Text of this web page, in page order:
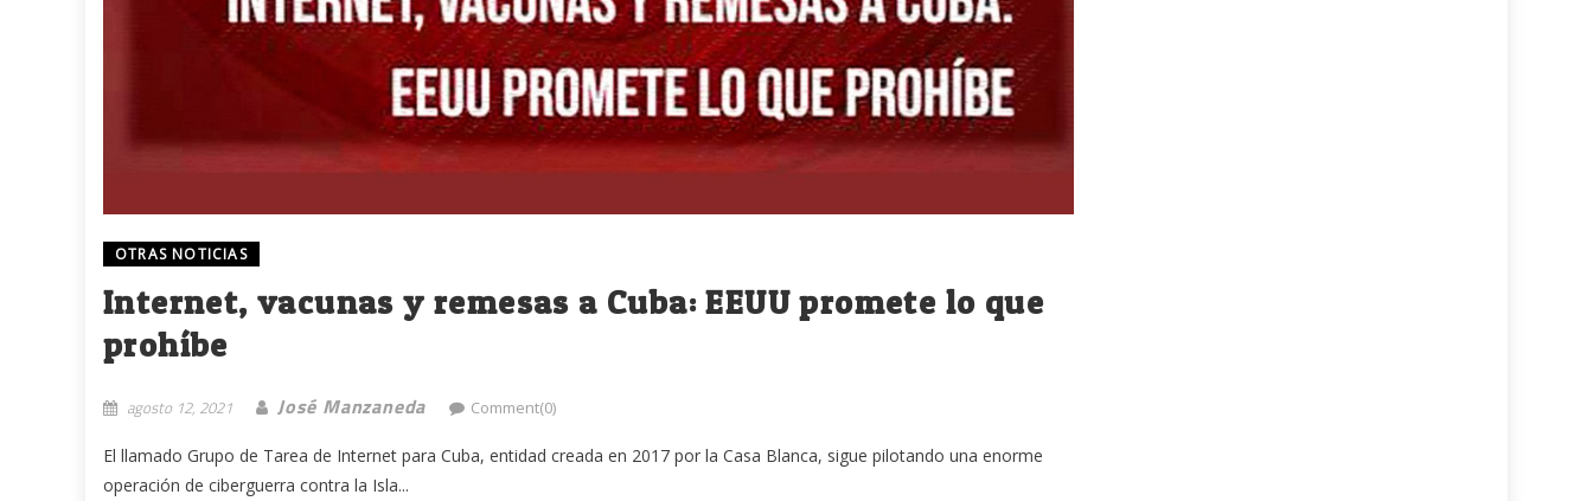
OTRAS NOTICIAS
Internet, vacunas y remesas a Cuba: EEUU promete lo que
prohíbe
agosto 12, 2021 José Manzaneda Comment(0)
El llamado Grupo de Tarea de Internet para Cuba, entidad creada en 2017 por la Casa Blanca, sigue pilotando una enorme
operación de ciberguerra contra la Isla...